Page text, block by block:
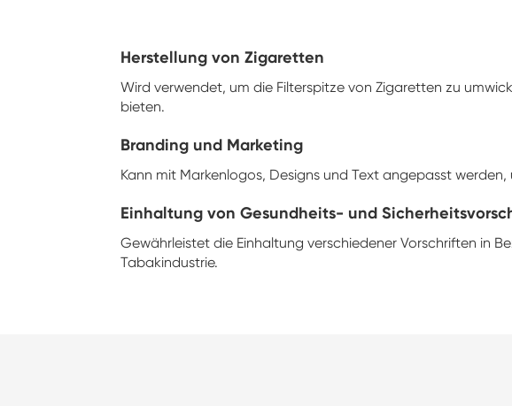
Herstellung von Zigaretten
Wird verwendet, um die Filterspitze von Zigaretten zu
bieten.
Branding und Marketing
Kann mit Markenlogos, Designs und Text angepasst
Einhaltung von Gesundheits- und
Gewährleistet die Einhaltung verschiedener Vorschriften in
Tabakindustrie.